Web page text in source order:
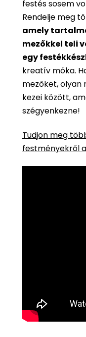
festés sosem
Rendelje meg
amely
mezőkkel teli
egy
kreatív móka.
mezőket, olyan
kezei között,
szégyenkezne!
Tudjon meg
festményekről